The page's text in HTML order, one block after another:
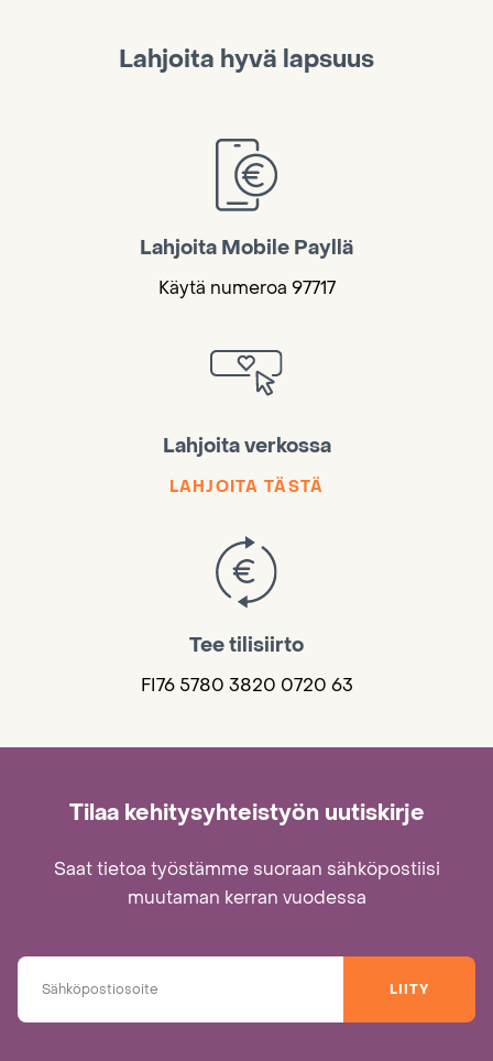
Lahjoita hyvä lapsuus
Lahjoita Mobile Payllä
Käytä numeroa 97717
Lahjoita verkossa
LAHJOITA TÄSTÄ
Tee tilisiirto
FI76 5780 3820 0720 63
Tilaa kehitysyhteistyön uutiskirje
Saat tietoa työstämme suoraan sähköpostiisi
muutaman kerran vuodessa
LIITY